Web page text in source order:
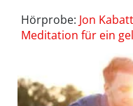
Hörprobe: Jon
Meditation für ein